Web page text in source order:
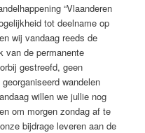
“Vlaanderen
tot deelname op
wij vandaag reeds de
van de permanente
gestreefd, geen
wandelen
willen we jullie nog
om morgen zondag af te
bijdrage leveren aan de